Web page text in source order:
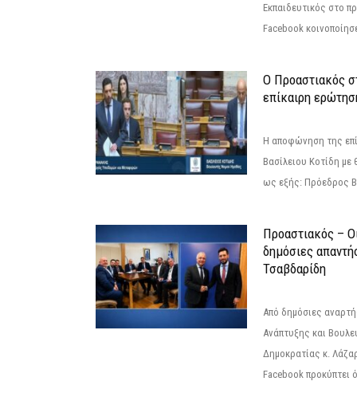
Εκπαιδευτικός στο
Facebook
Ο Προαστιακός
επίκαιρη
Η αποφώνηση της
Βασίλειου Κοτίδη με
ως εξής: Πρόεδρος
Προαστιακός –
δημόσιες
Τσαβδαρίδη
Από δημόσιες
Ανάπτυξης και
Δημοκρατίας κ.
Facebook προκύπτει